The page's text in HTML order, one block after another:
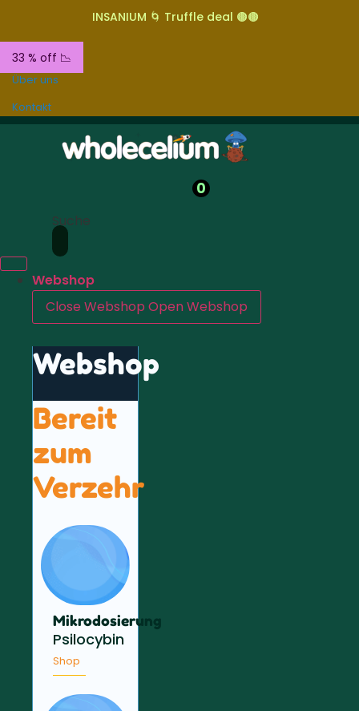
INSANIUM 🌀 Truffle deal 🟤🟤
33 % off 📉
Über uns
Kontakt
0
Suche
Webshop
Close Webshop Open Webshop
Webshop
Bereit
zum
Verzehr
Mikrodosierung
Psilocybin
Shop